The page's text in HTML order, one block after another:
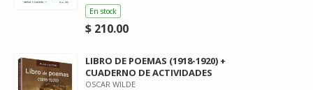
En stock
$ 210.00
LIBRO DE POEMAS (1918-1920) +
CUADERNO DE ACTIVIDADES
OSCAR WILDE